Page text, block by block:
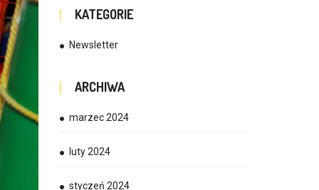
KATEGORIE
Newsletter
ARCHIWA
marzec 2024
luty 2024
styczeń 2024